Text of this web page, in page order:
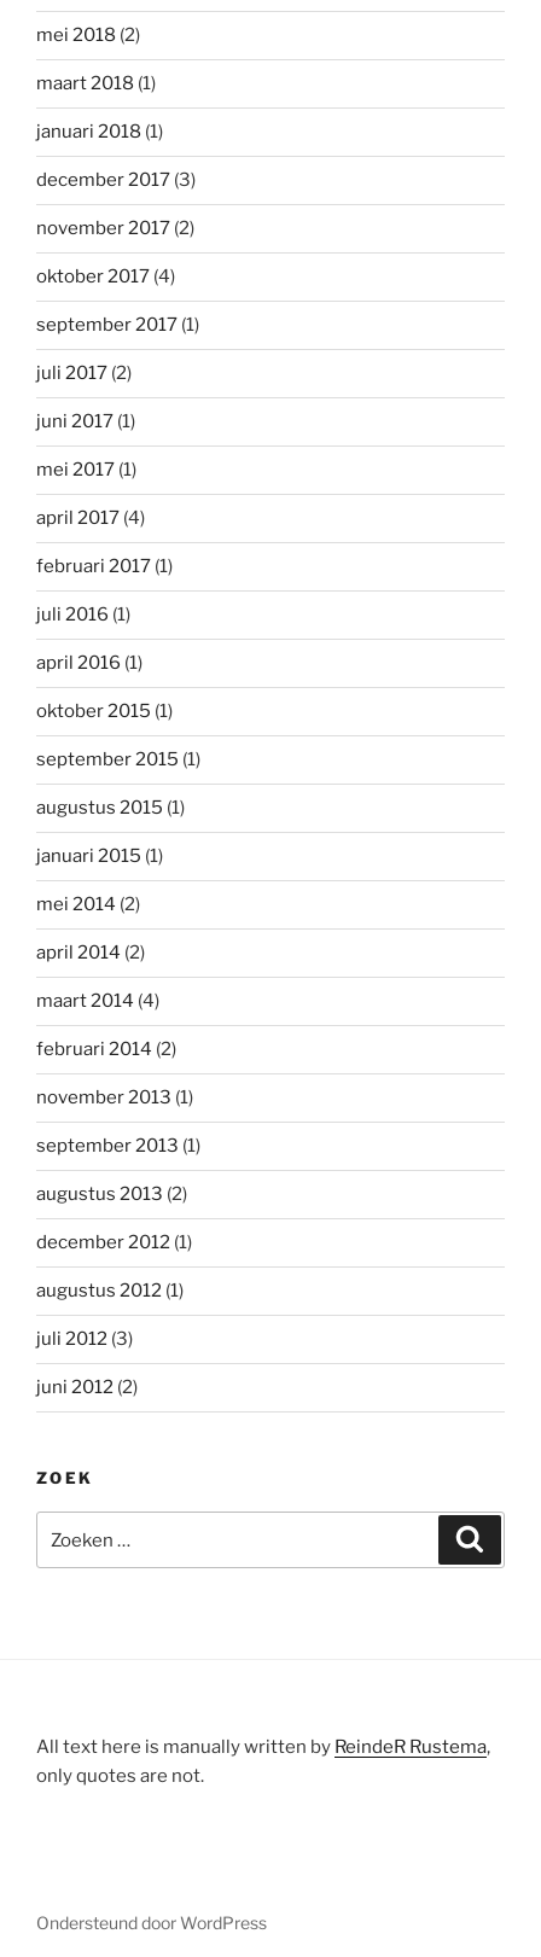
mei 2018 (2)
maart 2018 (1)
januari 2018 (1)
december 2017 (3)
november 2017 (2)
oktober 2017 (4)
september 2017 (1)
juli 2017 (2)
juni 2017 (1)
mei 2017 (1)
april 2017 (4)
februari 2017 (1)
juli 2016 (1)
april 2016 (1)
oktober 2015 (1)
september 2015 (1)
augustus 2015 (1)
januari 2015 (1)
mei 2014 (2)
april 2014 (2)
maart 2014 (4)
februari 2014 (2)
november 2013 (1)
september 2013 (1)
augustus 2013 (2)
december 2012 (1)
augustus 2012 (1)
juli 2012 (3)
juni 2012 (2)
ZOEK
naar:
All text here is manually written by ReindeR Rustema,
only quotes are not.
Ondersteund door WordPress